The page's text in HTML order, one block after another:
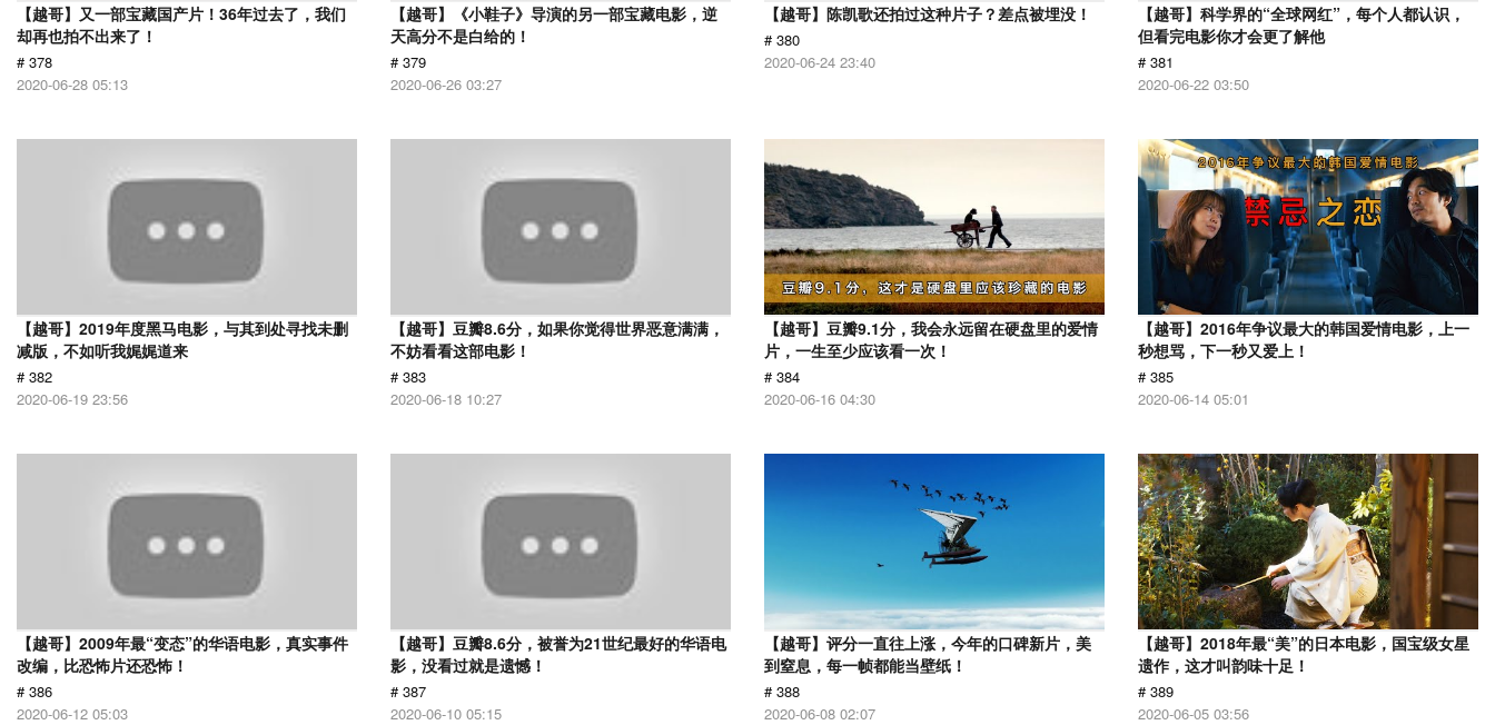
【越哥】又一部宝藏国产片！36年过去了，我们
却再也拍不出来了！
# 378
2020-06-28 05:13
【越哥】《小鞋子》导演的另一部宝藏电影，逆
天高分不是白给的！
# 379
2020-06-26 03:27
【越哥】陈凯歌还拍过这种片子？差点被埋没！
# 380
2020-06-24 23:40
【越哥】科学界的“全球网红”，每个人都认识，
但看完电影你才会更了解他
# 381
2020-06-22 03:50
【越哥】2019年度黑马电影，与其到处寻找未删
减版，不如听我娓娓道来
# 382
2020-06-19 23:56
【越哥】豆瓣8.6分，如果你觉得世界恶意满满，
不妨看看这部电影！
# 383
2020-06-18 10:27
【越哥】豆瓣9.1分，我会永远留在硬盘里的爱情
片，一生至少应该看一次！
# 384
2020-06-16 04:30
【越哥】2016年争议最大的韩国爱情电影，上一
秒想骂，下一秒又爱上！
# 385
2020-06-14 05:01
【越哥】2009年最“变态”的华语电影，真实事件
改编，比恐怖片还恐怖！
# 386
2020-06-12 05:03
【越哥】豆瓣8.6分，被誉为21世纪最好的华语电
影，没看过就是遗憾！
# 387
2020-06-10 05:15
【越哥】评分一直往上涨，今年的口碑新片，美
到窒息，每一帧都能当壁纸！
# 388
2020-06-08 02:07
【越哥】2018年最“美”的日本电影，国宝级女星
遗作，这才叫韵味十足！
# 389
2020-06-05 03:56